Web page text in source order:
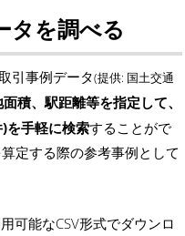
タを調べる
引事例データ(提供: 国土交通
積、駅距離等を指定して、
を手軽に検索することがで
定する際の参考事例として
可能なCSV形式でダウンロ